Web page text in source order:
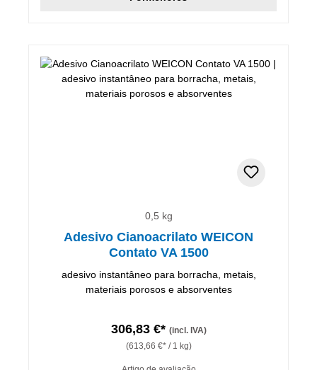
0,5 kg
Adesivo Cianoacrilato WEICON
Contato VA 1500
adesivo instantâneo para borracha, metais,
materiais porosos e absorventes
306,83 €* (incl. IVA)
(613,66 €* / 1 kg)